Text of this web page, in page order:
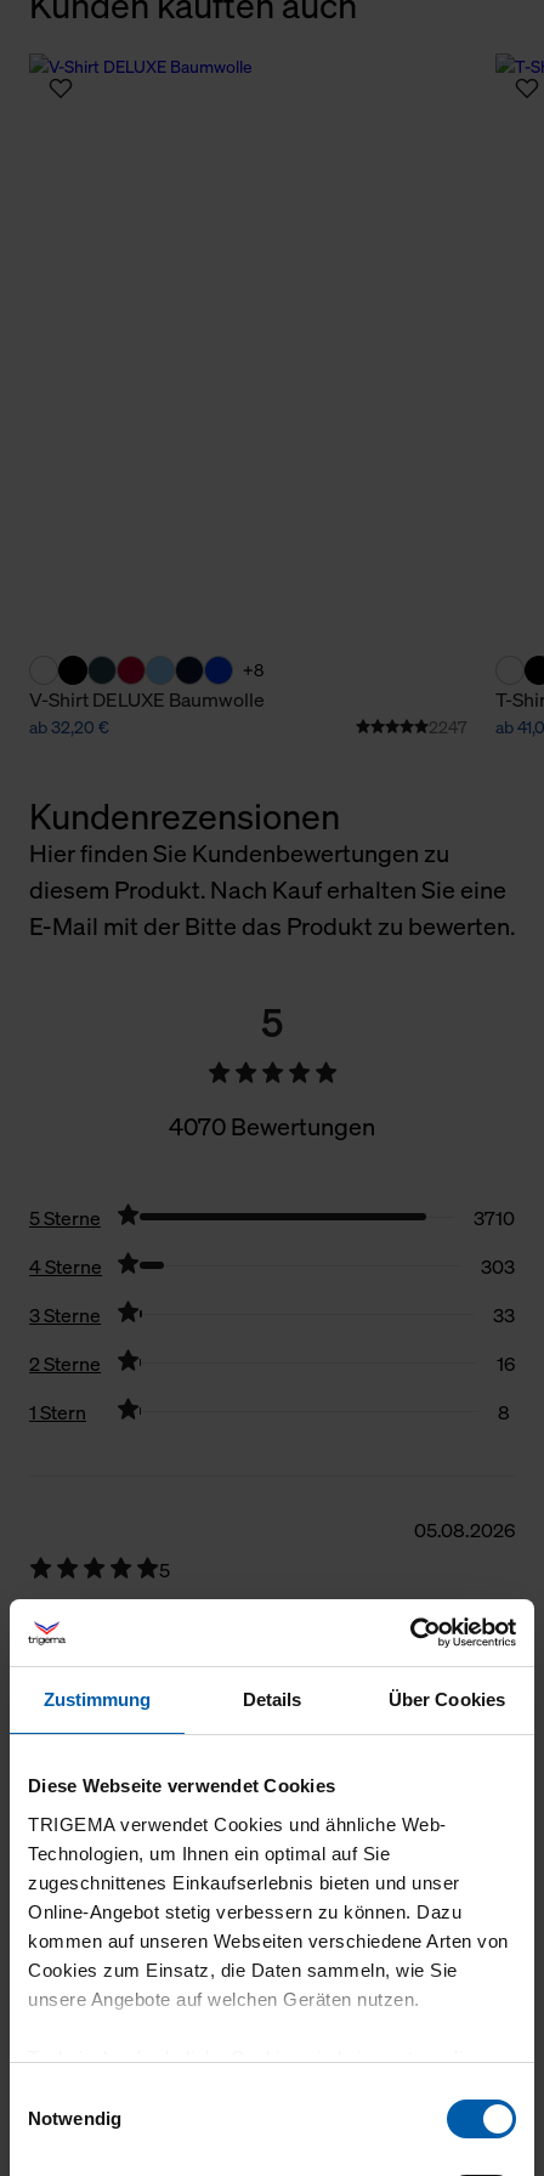
Zustimmung Details Über Cookies
Diese Webseite verwendet Cookies
TRIGEMA verwendet Cookies und ähnliche Web-
Technologien, um Ihnen ein optimal auf Sie
zugeschnittenes Einkaufserlebnis bieten und unser
Online-Angebot stetig verbessern zu können. Dazu
kommen auf unseren Webseiten verschiedene Arten von
Cookies zum Einsatz, die Daten sammeln, wie Sie
unsere Angebote auf welchen Geräten nutzen.
Technisch erforderliche Cookies sind eine notwendige
grundlegende Funktionen wie etwa zur Auswahl und
Notwendig
+8
V-Shirt DELUXE Baumwolle
ab 32,20 € 2247
T-
ab
Kundenrezensionen
Hier finden Sie Kundenbewertungen zu
diesem Produkt. Nach Kauf erhalten Sie eine
E-Mail mit der Bitte das Produkt zu bewerten.
5
4070 Bewertungen
5 Sterne
3710
4 Sterne
303
3 Sterne
33
2 Sterne
16
1 Stern
8
05.08.2026
5
Sehr gute Qualität
5
Alles zufriedenstellend.
29.07.2026
klasse Qualität und der Preis für diese
Qualität ist unschlagbar.